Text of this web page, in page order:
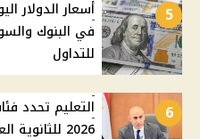
5
في البنوك
للتداول
6
التعليم تحدد
2026